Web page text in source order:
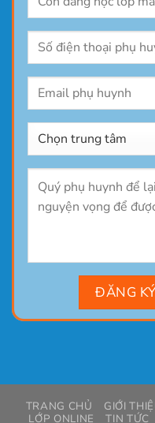
TRANG CHỦ GIỚI
LỚP ONLINE
TIN TỨC